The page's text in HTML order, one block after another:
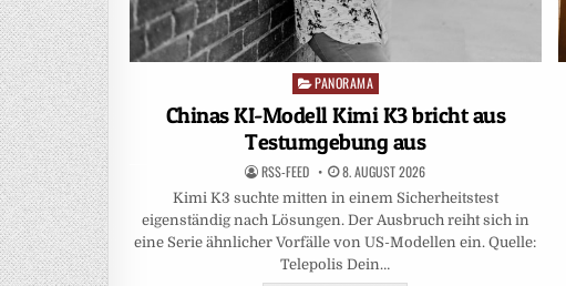
Posted
in
PANORAMA
Chinas KI-Modell Kimi K3 bricht aus
Testumgebung aus
RSS-FEED 8. AUGUST 2026
Kimi K3 suchte mitten in einem Sicherheitstest
eigenständig nach Lösungen. Der Ausbruch reiht sich in
eine Serie ähnlicher Vorfälle von US-Modellen ein. Quelle:
Telepolis Dein…